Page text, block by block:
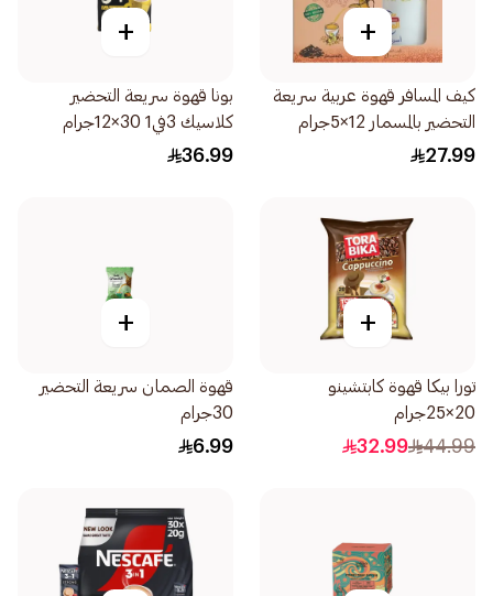
+
كيف المسافر قهوة عربية سريعة
التحضير بالمسمار 12×5جرام
27.99
+
بونا قهوة سريعة التحضير
كلاسيك 3في1 30×12جرام
36.99
+
تورا بيكا قهوة كابتشينو
20×25جرام
44.99
32.99
+
قهوة الصمان سريعة التحضير
30جرام
6.99